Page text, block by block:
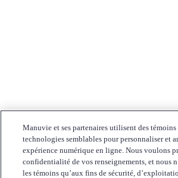
Manuvie et ses partenaires utilisent des témoins
technologies semblables pour personnaliser et
expérience numérique en ligne. Nous voulons
confidentialité de vos renseignements, et nous
les témoins qu’aux fins de sécurité,